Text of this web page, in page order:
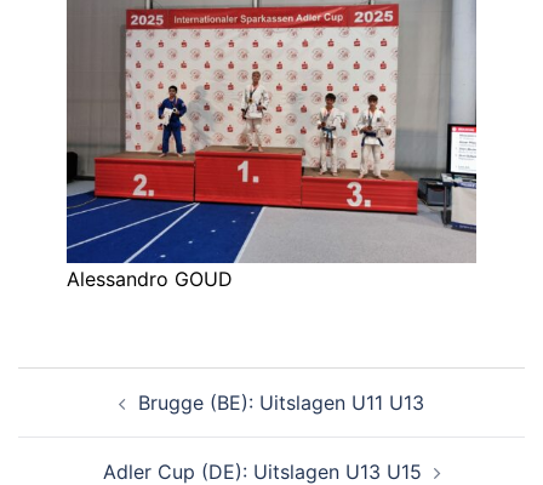
Alessandro GOUD
Brugge (BE): Uitslagen U11 U13
Adler Cup (DE): Uitslagen U13 U15